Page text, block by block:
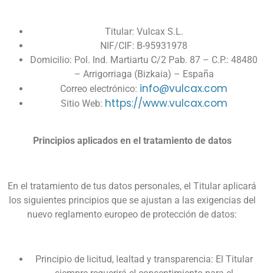
Titular: Vulcax S.L.
NIF/CIF: B-95931978
Domicilio: Pol. Ind. Martiartu C/2 Pab. 87 – C.P.: 48480
– Arrigorriaga (Bizkaia) – España
Correo electrónico: info@vulcax.com
Sitio Web: https://www.vulcax.com
Principios aplicados en el tratamiento de datos
En el tratamiento de tus datos personales, el Titular aplicará
los siguientes principios que se ajustan a las exigencias del
nuevo reglamento europeo de protección de datos:
Principio de licitud, lealtad y transparencia: El Titular